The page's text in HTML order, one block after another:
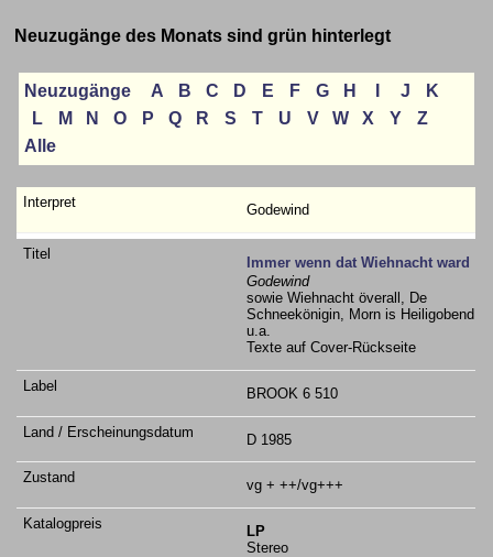
Neuzugänge des Monats sind grün hinterlegt
Neuzugänge A B C D E F G H J
K
L
M N O P Q R S T U V W X Y
Z
Alle
Godewind
Immer wenn dat Wiehnacht ward
Godewind
sowie Wiehnacht överall, De
Schneekönigin, Morn is Heiligobend
u.a.
Texte auf Cover-Rückseite
BROOK 6 510
D 1985
vg + ++/vg+++
LP
Stereo